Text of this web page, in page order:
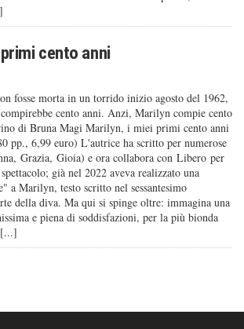
cento anni
fosse morta in un torrido inizio agosto del 1962,
cento anni. Anzi, Marilyn compie cento
di Bruna Magi Marilyn, i miei primi cento anni
pp., 6,99 euro) L'autrice ha scritto per numerose
Grazia, Gioia) e ora collabora con Libero per
già nel 2022 aveva realizzato una
a Marilyn, testo scritto nel sessantesimo
della diva. Ma qui si spinge oltre: immagina una
e piena di soddisfazioni, per la più bionda